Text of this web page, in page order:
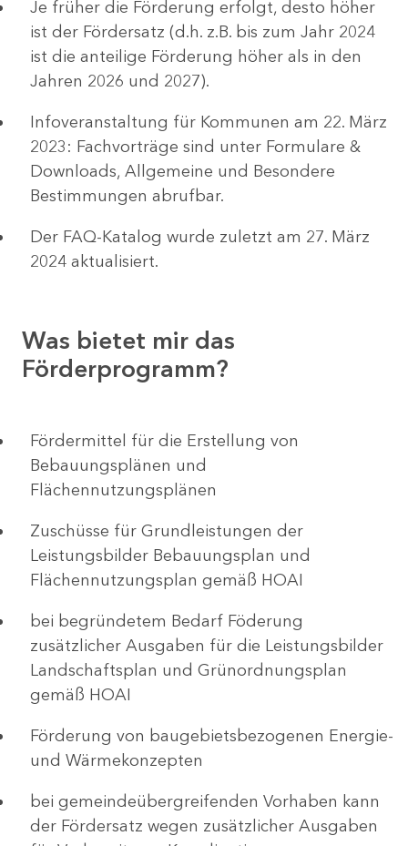
Je früher die Förderung erfolgt, desto höher
ist der Fördersatz (d.h. z.B. bis zum Jahr 2024
ist die anteilige Förderung höher als in den
Jahren 2026 und 2027).
Infoveranstaltung für Kommunen am 22. März
2023: Fachvorträge sind unter Formulare &
Downloads, Allgemeine und Besondere
Bestimmungen abrufbar.
Der FAQ-Katalog wurde zuletzt am 27. März
2024 aktualisiert.
Was bietet mir das
Förderprogramm?
Fördermittel für die Erstellung von
Bebauungsplänen und
Flächennutzungsplänen
Zuschüsse für Grundleistungen der
Leistungsbilder Bebauungsplan und
Flächennutzungsplan gemäß HOAI
bei begründetem Bedarf Föderung
zusätzlicher Ausgaben für die Leistungsbilder
Landschaftsplan und Grünordnungsplan
gemäß HOAI
Förderung von baugebietsbezogenen Energie-
und Wärmekonzepten
bei gemeindeübergreifenden Vorhaben kann
der Fördersatz wegen zusätzlicher Ausgaben